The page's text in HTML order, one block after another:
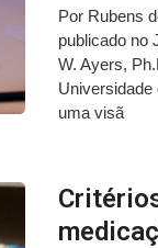
Por Rubens
publicado no
W. Ayers,
Universidade
uma visã